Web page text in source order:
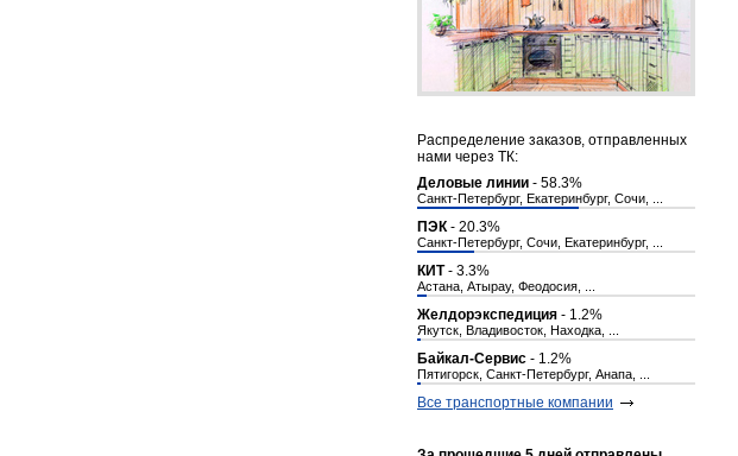
Распределение заказов, отправленных
нами через ТК:
Деловые линии - 58.3%
Санкт-Петербург, Екатеринбург, Сочи, ...
ПЭК- 20.3%
Санкт-Петербург, Сочи, Екатеринбург, ...
КИТ- 3.3%
Астана, Атырау, Феодосия, ...
Желдорэкспедиция - 1.2%
Якутск, Владивосток, Находка, ...
Байкал-Сервис - 1.2%
Пятигорск, Санкт-Петербург, Анапа, ...
Все транспортные компании